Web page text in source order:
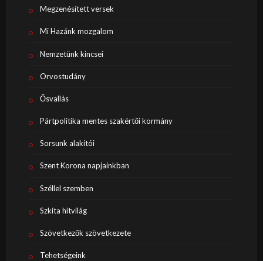
Megzenésített versek
Mi Hazánk mozgalom
Nemzetünk kincsei
Orvostudány
Ősvallás
Pártpolitika mentes szakértői kormány
Sorsunk alakítói
Szent Korona napjainkban
Széllel szemben
Szkíta hitvilág
Szövetkezők szövetkezete
Tehetségeink